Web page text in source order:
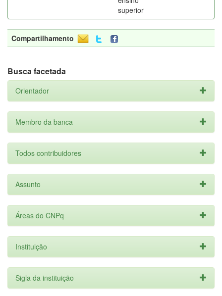
superior
Compartilhamento
Busca facetada
Orientador
Membro da banca
Todos contribuidores
Assunto
Áreas do CNPq
Instituição
Sigla da instituição